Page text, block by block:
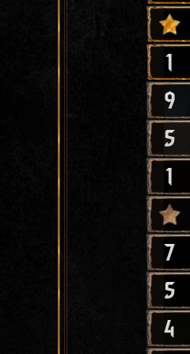
1
9
5
1
7
5
4